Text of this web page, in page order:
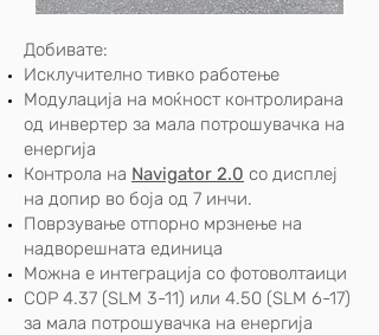
Добивате:
Исклучително тивко работење
Модулација на моќност контролирана
од инвертер за мала потрошувачка на
енергија
Контрола на Navigator 2.0 со дисплеј
на допир во боја од 7 инчи.
Поврзување отпорно мрзнење на
надворешната единица
Можна е интеграција со фотоволтаици
COP 4.37 (SLM 3-11) или 4.50 (SLM 6-17)
за мала потрошувачка на енергија